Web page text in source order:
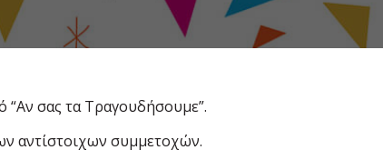
σας τα Τραγουδήσουμε”.
αντίστοιχων συμμετοχών.